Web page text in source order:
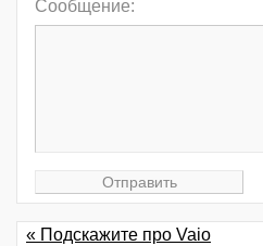
Сообщение:
« Подскажите про Vaio